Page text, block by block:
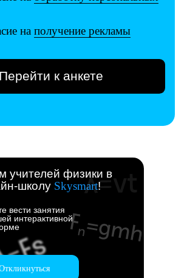
учителей физики в
школу Skysmart!
вести занятия
интерактивной